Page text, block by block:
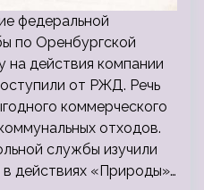
федеральной
по Оренбургской
на действия компании
от РЖД. Речь
коммерческого
отходов.
службы изучили
действиях «Природы»…